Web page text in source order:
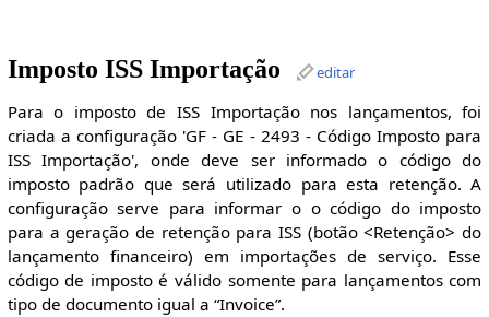
Imposto ISS Importação editar
Para o imposto de ISS Importação nos lançamentos, foi
criada a configuração 'GF - GE - 2493 - Código Imposto para
ISS Importação', onde deve ser informado o código do
imposto padrão que será utilizado para esta retenção. A
configuração serve para informar o o código do imposto
para a geração de retenção para ISS (botão <Retenção> do
lançamento financeiro) em importações de serviço. Esse
código de imposto é válido somente para lançamentos com
tipo de documento igual a “Invoice”.